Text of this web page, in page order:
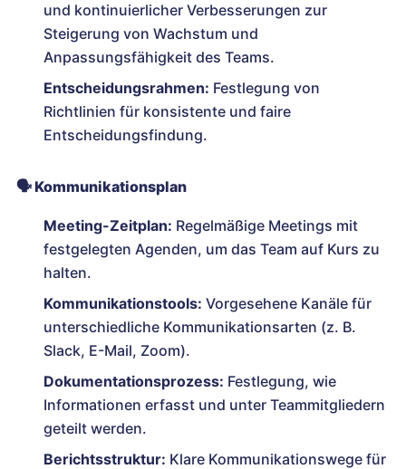
und kontinuierlicher Verbesserungen zur
Steigerung von Wachstum und
Anpassungsfähigkeit des Teams.
Entscheidungsrahmen: Festlegung von
Richtlinien für konsistente und faire
Entscheidungsfindung.
🗣️Kommunikationsplan
Meeting-Zeitplan: Regelmäßige Meetings mit
festgelegten Agenden, um das Team auf Kurs zu
halten.
Kommunikationstools: Vorgesehene Kanäle für
unterschiedliche Kommunikationsarten (z. B.
Slack, E-Mail, Zoom).
Dokumentationsprozess: Festlegung, wie
Informationen erfasst und unter Teammitgliedern
geteilt werden.
Berichtsstruktur: Klare Kommunikationswege für